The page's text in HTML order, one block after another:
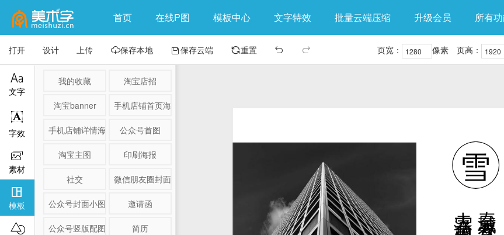
首页 在线P图 模板中心 文字特效 批量云端压缩 升级会员 所有
打开 设计 上传 保存本地 保存云端 重置   页宽： 像素 页高：

文字

字效

素材

模板

我的收藏 淘宝店招
淘宝banner 手机店铺首页海报
手机店铺详情海报 公众号首图
淘宝主图 印刷海报
社交 微信朋友圈封面
公众号封面小图 邀请函
公众号竖版配图 简历